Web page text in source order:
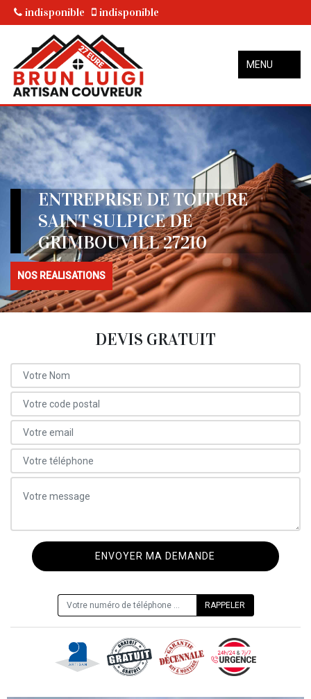
indisponible indisponible
MENU
ENTREPRISE DE TOITURE
SAINT SULPICE DE
GRIMBOUVILL 27210
NOS REALISATIONS
DEVIS GRATUIT